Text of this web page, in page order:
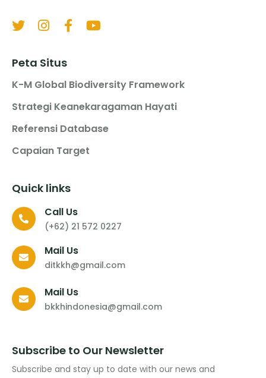
Peta Situs
K-M Global Biodiversity Framework
Strategi Keanekaragaman Hayati
Referensi Database
Capaian Target
Quick links
Call Us
(+62) 21 572 0227
Mail Us
ditkkh@gmail.com
Mail Us
bkkhindonesia@gmail.com
Subscribe to Our Newsletter
Subscribe and stay up to date with our news and